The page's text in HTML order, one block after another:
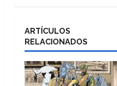
ARTÍCULOS
RELACIONADOS